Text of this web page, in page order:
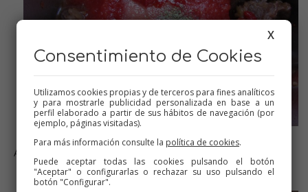
AÑADIMOS EL TOMATE, AZÚCAR SAL Y ESPECIAS
X
Consentimiento de Cookies
Utilizamos cookies propias y de terceros para fines analíticos
y para mostrarle publicidad personalizada en base a un
perfil elaborado a partir de sus hábitos de navegación (por
ejemplo, páginas visitadas).
Para más información consulte la política de cookies.
Puede aceptar todas las cookies pulsando el botón
"Aceptar" o configurarlas o rechazar su uso pulsando el
botón "Configurar".